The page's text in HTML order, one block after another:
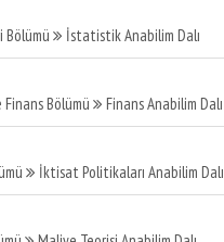
Bölümü İstatistik Anabilim Dalı
Finans Bölümü Finans Anabilim Dalı
İktisat Politikaları Anabilim Dalı